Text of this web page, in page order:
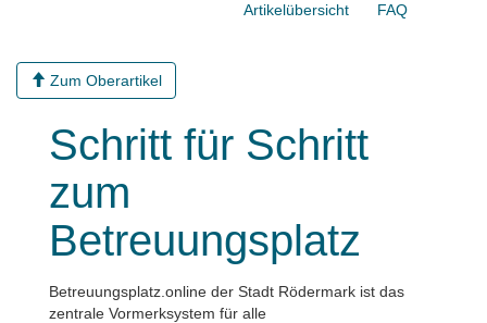
FAQ
Artikelübersicht
Zum Oberartikel
Schritt für Schritt
zum
Betreuungsplatz
Betreuungsplatz.online der Stadt Rödermark ist das
zentrale Vormerksystem für alle